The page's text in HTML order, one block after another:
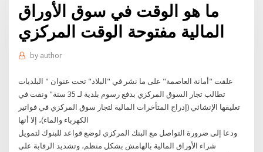
ما هو الوقت في سوق الأوراق
المالية مفتوحة الوقت المركزي
by author
علقت "أمانة العاصمة" على ما نشر في "البلاد" تحت عنوان " البلديات
تطالب تجار السوق المركزي بدفع رسوم بلدية لـ 35 سنة" ونفت في
تعليقها الإنشائي (إدراج المتأخرات المالية لتجار سوق المركزي في فواتير
الكهرباء والماء)، إلا أنها
ودعا إلى ضرورة التواصل مع البنك المركزي لوضع قواعد للبنوك لتمويل
شراء الأوراق المالية بالهامش بشكل منظم، وتشديد الرقابة على